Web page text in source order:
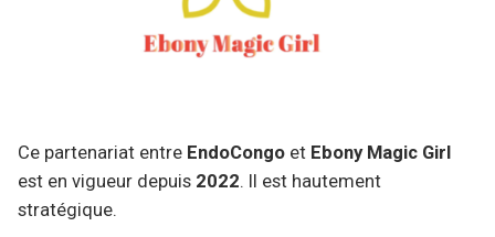
Ce partenariat entre EndoCongo et Ebony Magic Girl
est en vigueur depuis 2022. Il est hautement
stratégique.